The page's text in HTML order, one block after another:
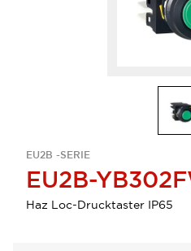
EU2B -SERIE
EU2B-
Haz Loc-Drucktaster IP65